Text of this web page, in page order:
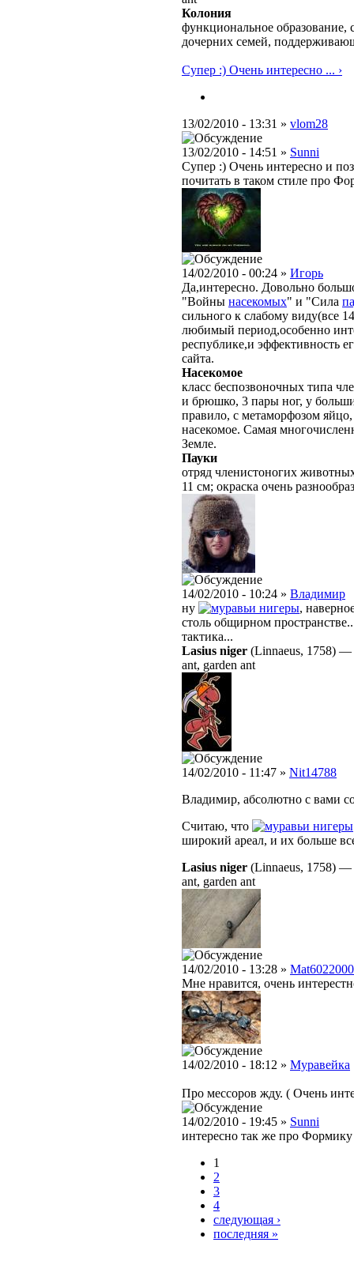
Колония
функциональное образование,
дочерних семей,
Супер :) Очень интересно ... ›
13/02/2010 - 13:31 » vlom28
13/02/2010 - 14:51 » Sunni
Супер :) Очень интересно и
почитать в таком стиле про
14/02/2010 - 00:24 » Игорь
Да,интересно. Довольно
"Войны насекомых" и "Сила
сильного к слабому виду(все
любимый период,особенно
республике,и эффективность
сайта.
Насекомое
класс беспозвоночных типа
и брюшко, 3 пары ног, у
правило, с метаморфозом
насекомое. Самая
Земле.
Пауки
отряд членистоногих
11 см; окраска очень
14/02/2010 - 10:24 » Владимир
ну
нигеры,
столь общирном
тактика...
Lasius niger (Linnaeus, 1758) —
ant, garden ant
14/02/2010 - 11:47 » Nit14788
Владимир, абсолютно с вами
Считаю, что
нигеры
широкий ареал, и их больше
Lasius niger (Linnaeus, 1758) —
ant, garden ant
14/02/2010 - 13:28 » Mat6022000
Мне нравится, очень
14/02/2010 - 18:12 » Муравейка
Про мессоров жду. ( Очень
14/02/2010 - 19:45 » Sunni
интересно так же про
1
2
3
4
следующая ›
последняя »